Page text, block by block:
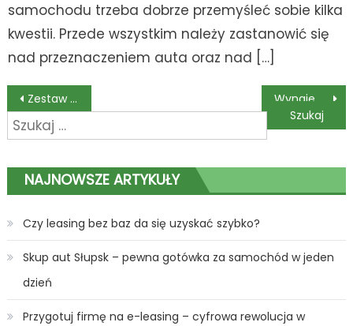
samochodu trzeba dobrze przemyśleć sobie kilka
kwestii. Przede wszystkim należy zastanowić się
nad przeznaczeniem auta oraz nad […]
Nawigacja
wpisu
Zestaw ratunkowy w samochodzie
Szukaj:
NAJNOWSZE ARTYKUŁY
Czy leasing bez baz da się uzyskać szybko?
Skup aut Słupsk – pewna gotówka za samochód w jeden
dzień
Przygotuj firmę na e-leasing – cyfrowa rewolucja w